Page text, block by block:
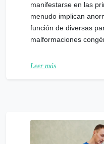
manifestarse en las
menudo implican
función de diversas
malformaciones
Leer más